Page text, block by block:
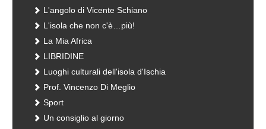
L'angolo di Vicente Schiano
L'isola che non c'è…più!
La Mia Africa
LIBRIDINE
Luoghi culturali dell'isola d'Ischia
Prof. Vincenzo Di Meglio
Sport
Un consiglio al giorno